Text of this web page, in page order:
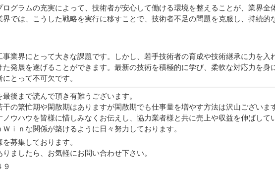
グラムの充実によって、技術者が安心して働ける環境を整えることが、業界全
では、こうした戦略を実行に移すことで、技術者不足の問題を克服し、持続的
業界にとって大きな課題です。しかし、若手技術者の育成や技術継承に力を入
発展を遂げることができます。最新の技術を積極的に学び、柔軟な対応力を身
とって不可欠です。
後まで読んで頂き有難うございます。
の繁忙期や閑散期はありますが閑散期でも仕事量を増やす方法は沢山ございま
ウハウを皆様に惜しみなくお伝えし、協力業者様と共に売上や収益を伸ばして
ｉｎな関係が築けるように日々努力しております。
募集しております。
ましたら、お気軽にお問い合わせ下さい。
９